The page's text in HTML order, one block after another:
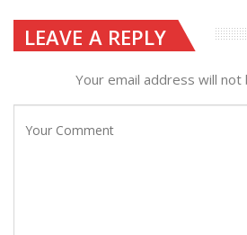
LEAVE A REPLY
Your email address will not